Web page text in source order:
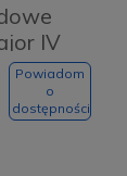
IV
Powiadom
o
dostępności